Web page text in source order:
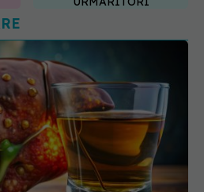
gras